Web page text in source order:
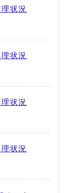
状況
状況
状況
状況